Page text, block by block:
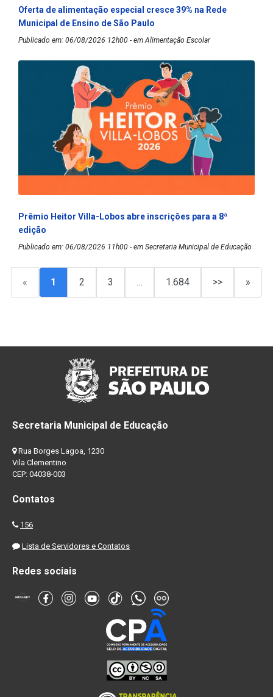
Oferta de alimentação especial cresce 39% na Rede
Municipal de Ensino de São Paulo
Publicado em: 06/08/2026 12h00 - em Alimentação Escolar
Prêmio Heitor Villa-Lobos abre inscrições para a 8ª
edição
Publicado em: 06/08/2026 11h00 - em Secretaria Municipal de Educação
« 1 2 3 … 1.684 >> »
Secretaria Municipal de Educação
Rua Borges Lagoa, 1230
Vila Clementino
CEP: 04038-003
Contatos
156
Lista de Servidores e Contatos
Redes sociais